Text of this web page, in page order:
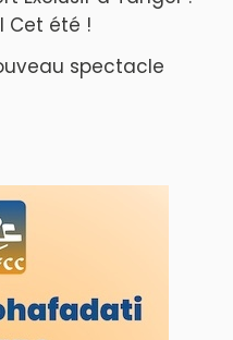
Cet été !
spectacle